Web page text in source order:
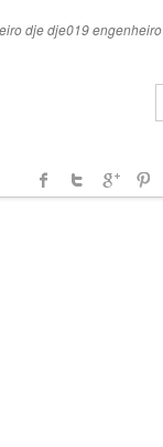
djedje019engenheiro